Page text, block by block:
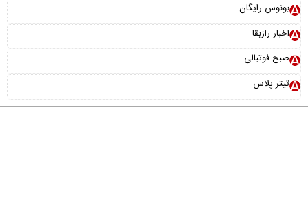
بونوس رایگان
اخبار رازبقا
صبح فوتبالی
تیتر پلاس